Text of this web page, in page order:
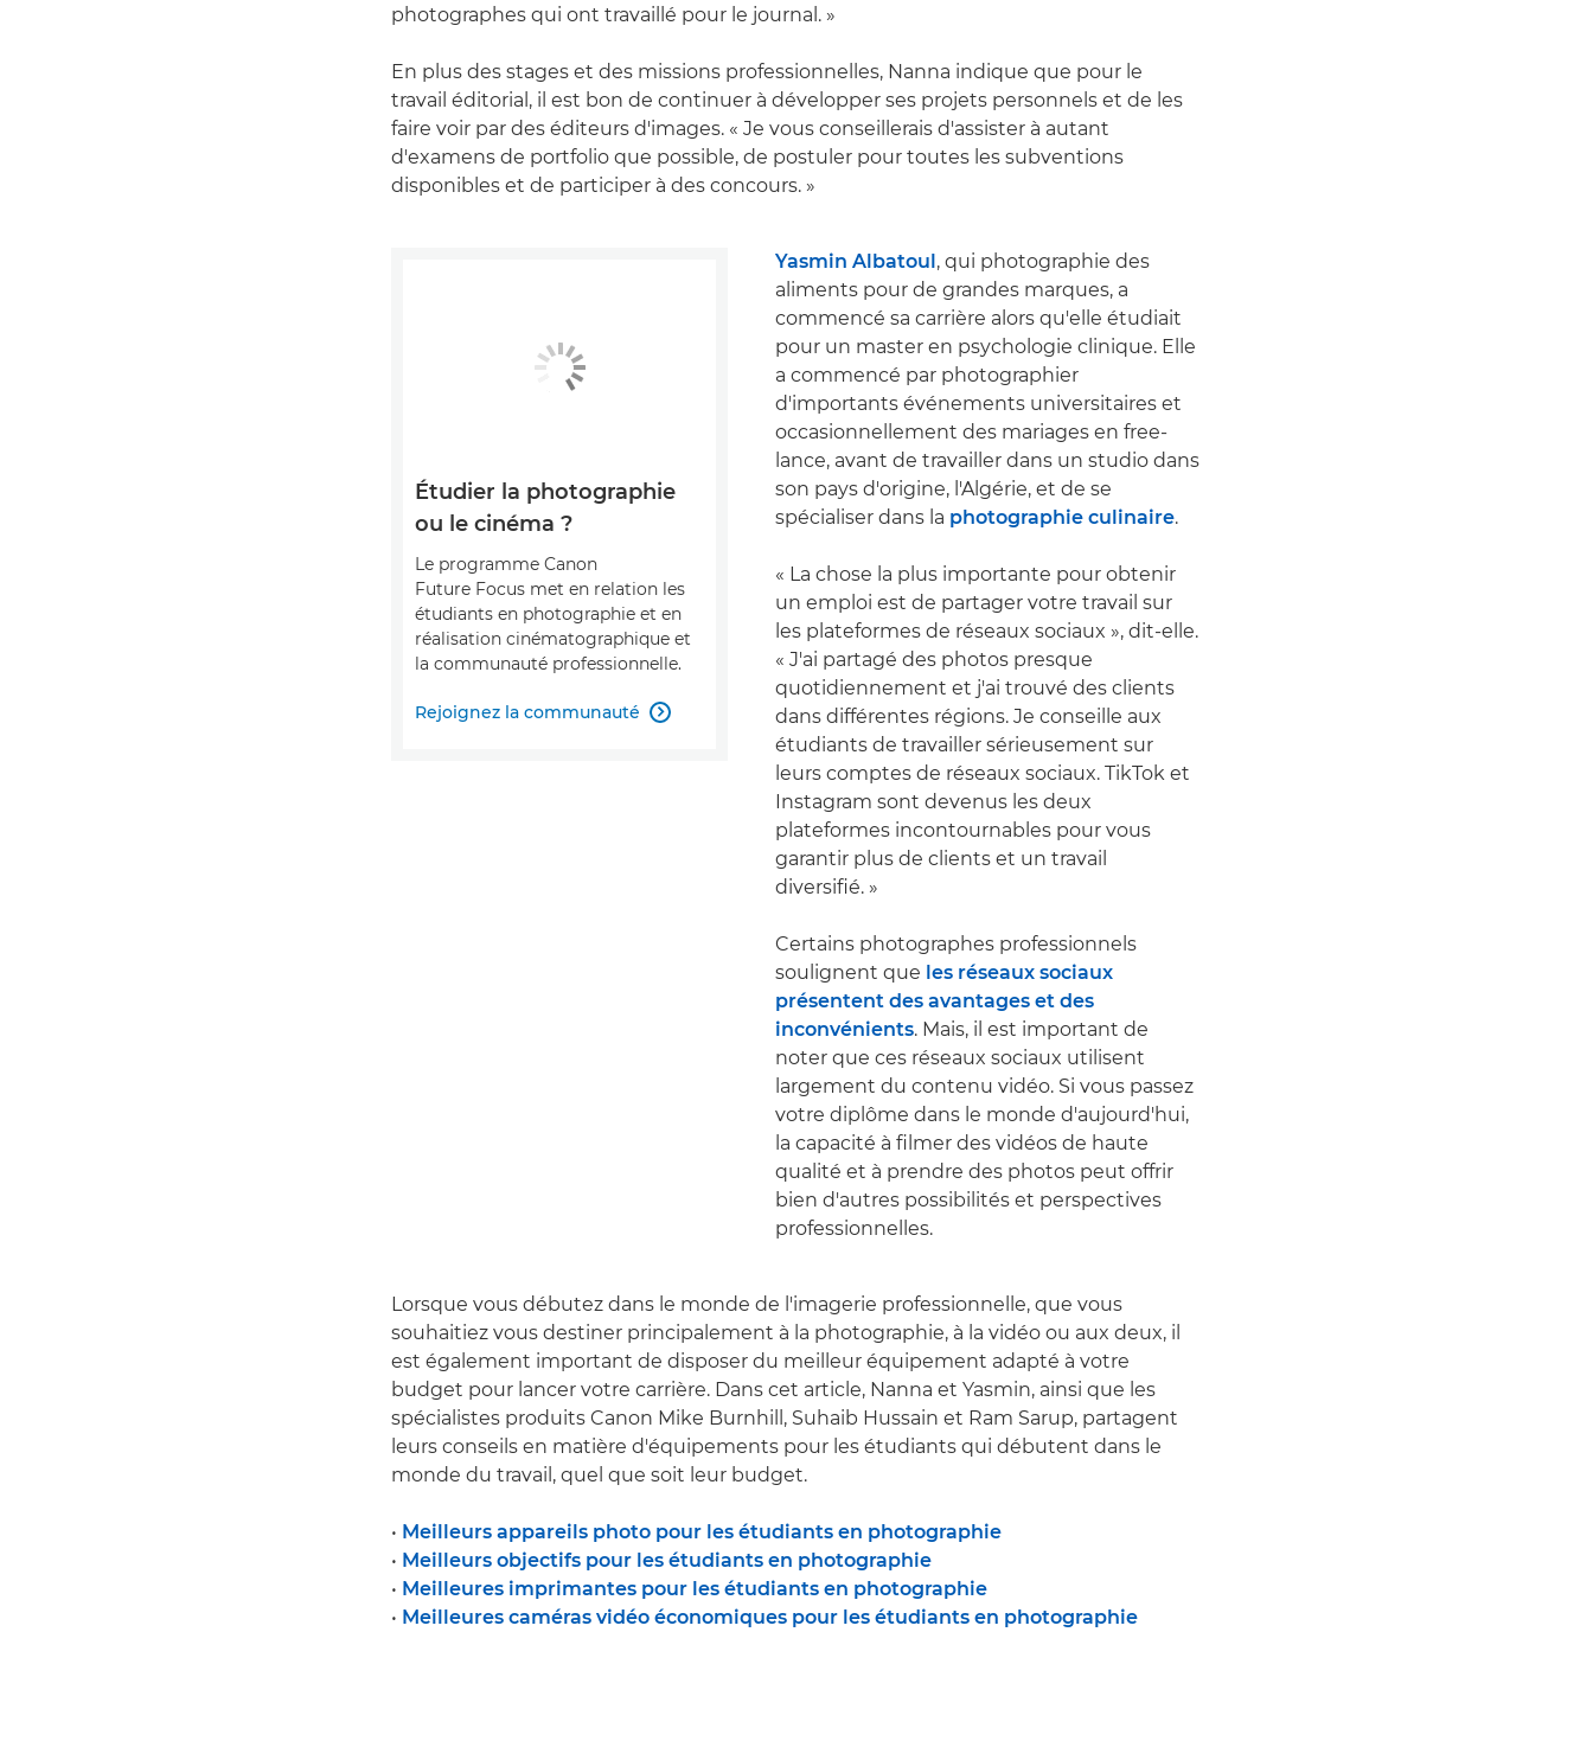
photographes qui ont travaillé pour le journal. »
En plus des stages et des missions professionnelles, Nanna indique que pour le
travail éditorial, il est bon de continuer à développer ses projets personnels et de les
faire voir par des éditeurs d'images. « Je vous conseillerais d'assister à autant
d'examens de portfolio que possible, de postuler pour toutes les subventions
disponibles et de participer à des concours. »
Yasmin Albatoul , qui photographie des
aliments pour de grandes marques, a
commencé sa carrière alors qu'elle étudiait
pour un master en psychologie clinique. Elle
a commencé par photographier
d'importants événements universitaires et
occasionnellement des mariages en free-
lance, avant de travailler dans un studio dans
son pays d'origine, l'Algérie, et de se
spécialiser dans la photographie culinaire.
« La chose la plus importante pour obtenir
un emploi est de partager votre travail sur
les plateformes de réseaux sociaux », dit-elle.
« J'ai partagé des photos presque
quotidiennement et j'ai trouvé des clients
dans différentes régions. Je conseille aux
étudiants de travailler sérieusement sur
leurs comptes de réseaux sociaux. TikTok et
Instagram sont devenus les deux
plateformes incontournables pour vous
garantir plus de clients et un travail
diversifié. »
Certains photographes professionnels
soulignent que les réseaux sociaux
présentent des avantages et des
inconvénients. Mais, il est important de
noter que ces réseaux sociaux utilisent
largement du contenu vidéo. Si vous passez
votre diplôme dans le monde d'aujourd'hui,
la capacité à filmer des vidéos de haute
qualité et à prendre des photos peut offrir
bien d'autres possibilités et perspectives
professionnelles.
Étudier la photographie
ou le cinéma ?
Le programme Canon
Future Focus met en relation les
étudiants en photographie et en
réalisation cinématographique et
la communauté professionnelle.
Rejoignez la communauté 
Lorsque vous débutez dans le monde de l'imagerie professionnelle, que vous
souhaitiez vous destiner principalement à la photographie, à la vidéo ou aux deux, il
est également important de disposer du meilleur équipement adapté à votre
budget pour lancer votre carrière. Dans cet article, Nanna et Yasmin, ainsi que les
spécialistes produits Canon Mike Burnhill, Suhaib Hussain et Ram Sarup, partagent
leurs conseils en matière d'équipements pour les étudiants qui débutent dans le
monde du travail, quel que soit leur budget.
• Meilleurs appareils photo pour les étudiants en photographie
• Meilleurs objectifs pour les étudiants en photographie
• Meilleures imprimantes pour les étudiants en photographie
• Meilleures caméras vidéo économiques pour les étudiants en photographie